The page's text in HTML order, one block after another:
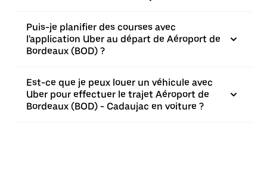
Puis-je planifier des courses avec
l'application Uber au départ de Aéroport de
Bordeaux (BOD) ?
Est-ce que je peux louer un véhicule avec
Uber pour effectuer le trajet Aéroport de
Bordeaux (BOD) - Cadaujac en voiture ?